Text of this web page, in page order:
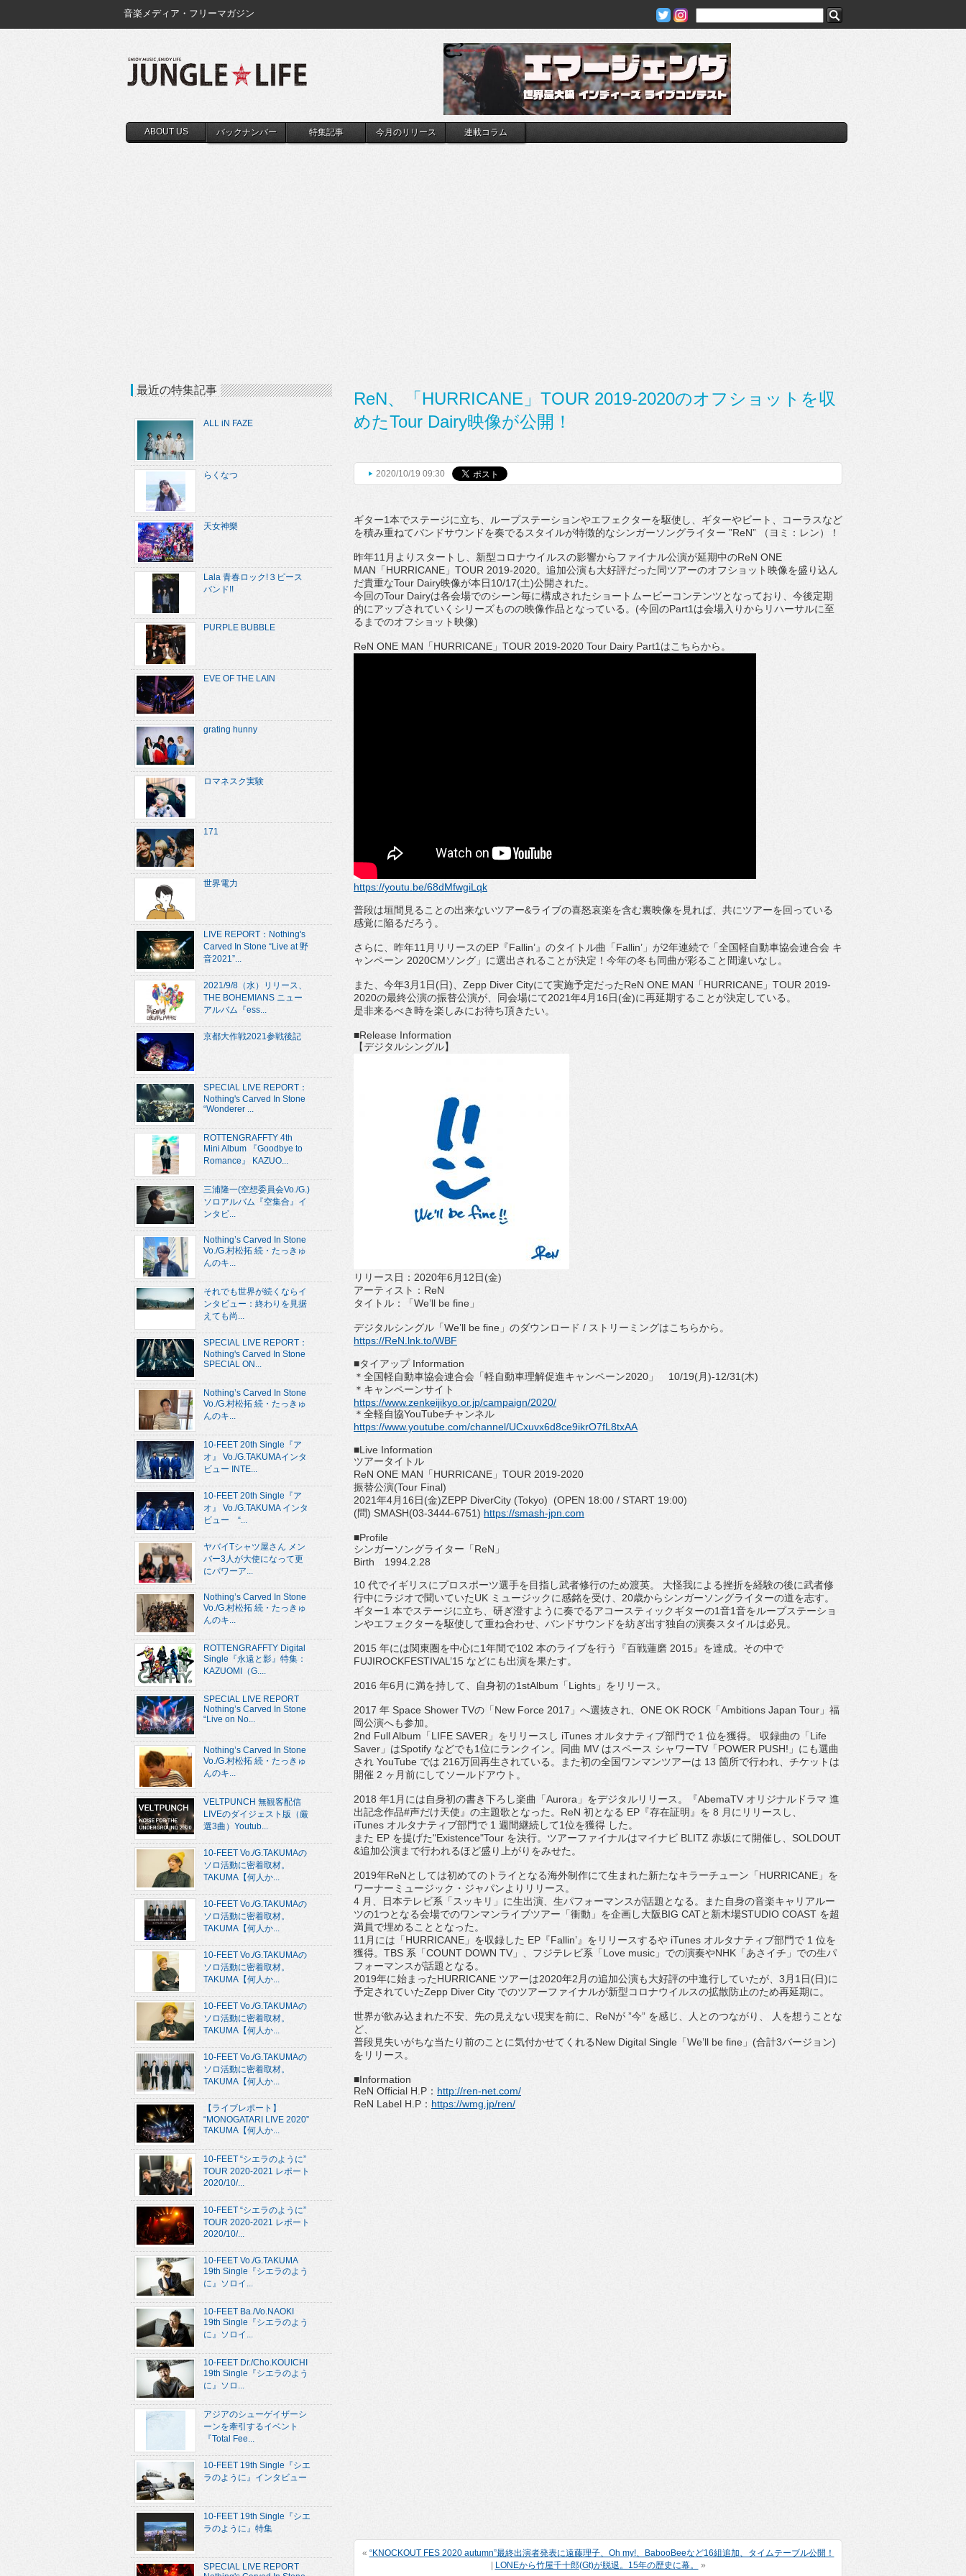
音楽メディア・フリーマガジン
ABOUT US バックナンバー 特集記事 今月のリリース 連載コラム
ReN、「HURRICANE」TOUR 2019-2020のオフショットを収
めたTour Dairy映像が公開！
2020/10/19 09:30
ギター1本でステージに立ち、 ループステーションやエフェクターを駆使し、ギターやビート、
コーラスなど
を積み重ねてバンドサウンドを奏でるスタイルが特徴的なシンガーソングライター ”ReN” （ヨミ：レン）！
昨年11 月よりスタートし、 新型コロナウイルスの影響からファイナル公演が延期中のReN ONE
MAN 「HURRICANE 」 TOUR 2019-2020。 追加公演も大好評だった同ツアーのオフショット映像を盛り込ん
だ貴重なTour Dairy映像が本日10/17(土)公開された。
今回のTour Dairyは各会場でのシーン毎に構成されたショートムービーコ ンテンツとなっており、 今後定期
的にアップされていくシリーズものの映像作品となっている。 (今回のPart1 は会場入りからリハーサルに至
るまでのオフショット映像)
ReN ONE MAN 「HURRICANE 」 TOUR 2019-2020 Tour Dairy Part1 はこちらから。
https://youtu.be/68dMfwgiLqk
普段は垣間見ることの出来ないツアー&ライブの喜怒哀楽を含む裏映像を見れば、共にツアーを回っている
感覚に陥るだろう。
さらに、昨年11 月リリースのEP 『Fallin’』 のタイトル曲「Fallin’」が2年連続で「全国軽自動車協会連合会 キ
ャンペーン 2020CMソング」に選出されることが決定！ 今年の冬も同曲が彩ること間違いなし。
また、今年3 月 1 日(日) Zepp Diver Cityにて実施予定だったReN ONE MAN 「HURRICANE 」 TOUR 2019-
2020の最終公演の振替公演が、同会場にて2021年4月 16日(金)に再延期することが決定している。
是非来るべき時を楽しみにお待ち頂きたい。
■Release Information
【デジタルシングル】
リリース日： 2020年6 月 12日(金)
アーティスト： ReN
タイトル：「We’ll be fine 」
デジタルシングル「We’ll be fine 」のダウンロード / ストリーミングはこちらから。
https://ReN.lnk.to/WBF
■タイアップInformation
＊全国軽自動車協会連合会「軽自動車理解促進キャンペーン2020 」 10/19(月)-12/31(木)
＊キャンペーンサイト
https://www.zenkeijikyo.or.jp/campaign/2020/
＊全軽自協YouTubeチャンネル
https://www.youtube.com/channel/UCxuvx6d8ce9ikrO7fL8txAA
■Live Information
ツアータイトル
ReN ONE MAN 「HURRICANE 」 TOUR 2019-2020
振替公演(Tour Final)
2021年4月 16日(金)ZEPP DiverCity (Tokyo) (OPEN 18:00 / START 19:00)
(問) SMASH(03-3444-6751) https://smash-jpn.com
■Profile
シンガーソングライター「ReN 」
Birth
1994.2.28
10 代でイギリスにプロスポーツ選手を目指し武者修行のため渡英。 大怪我による挫折を経験の後に武者修
行中にラジオで聞いていたUK ミュージックに感銘を受け、 20歳からシンガーソングライターの道を志す。
ギター1 本でステージに立ち、 研ぎ澄すように奏でるアコースティックギターの1音1音をループステーショ
ンやエフェクターを駆使して重ね合わせ、 バンドサウンドを紡ぎ出す独自の演奏スタイルは必見。
2015 年には関東圏を中心に1年間で102 本のライブを行う『百戦蓮磨 2015』を達成。その中で
FUJIROCKFESTIVAL’15 などにも出演を果たす。
2016 年6 月に満を持して、自身初の1stAlbum 「Lights 」をリリース。
2017 年 Space Shower TVの「New Force 2017 」へ選抜され、 ONE OK ROCK 「Ambitions Japan Tour 」福
岡公演へも参加。
2nd Full Album 「LIFE SAVER 」をリリースし iTunes オルタナティブ部門で 1 位を獲得。 収録曲の「Life
Saver 」はSpotify などでも1位にランクイン。同曲 MV はスペース シャワーTV 「POWER PUSH! 」にも選曲
され YouTube では 216万回再生されている。また初の全国ワンマンツアーは 13 箇所で行われ、チケットは
開催 2 ヶ月前にしてソールドアウト。
2018 年1 月には自身初の書き下ろし楽曲「Aurora 」 をデジタルリリース。『AbemaTV オリジナルドラマ 進
出記念作品#声だけ天使』の主題歌となった。 ReN 初となる EP 『存在証明』を 8 月にリリースし、
iTunes オルタナティブ部門で 1 週間継続して1位を獲得 した。
また EP を提げた"Existence"Tour を決行。 ツアーファイナルはマイナビ BLITZ 赤坂にて開催し、 SOLDOUT
&追加公演まで行われるほど盛り上がりをみせた。
2019年ReNとしては初めてのトライとなる海外制作にて生まれた新たなキラーチューン「HURRICANE 」 を
ワーナーミュージック・ジャパンよりリリース。
4 月、日本テレビ系「スッキリ」に生出演、 生パフォーマンスが話題となる。また自身の音楽キャリアルー
ツの1つとなる会場でのワンマンライブツアー「衝動」を企画し大阪BIG CATと新木場STUDIO COAST を超
満員で埋めることとなった。
11 月には「HURRICANE 」を収録した EP 『Fallin’』をリリースするや iTunes オルタナティブ部門で 1 位を
獲得。 TBS 系「COUNT DOWN TV 」、フジテレビ系「Love music 」での演奏やNHK 「あさイチ」 での生パ
フォーマンスが話題となる。
2019年に始まったHURRICANE ツアーは2020年2 月の追加公演も大好評の中進行していたが、 3月 1 日(日)に
予定されていたZepp Diver City でのツアーファイナルが新型コロナウイルスの拡散防止のため再延期に。
世界が飲み込まれた不安、先の見えない現実を前に、 ReNが ”今” を感じ、人とのつながり、 人を想うことな
ど、
普段見失いがちな当たり前のことに気付かせてくれるNew Digital Single 「We’ll be fine 」 (合計3バージョン)
をリリース。
■Information
ReN Official H.P ： http://ren-net.com/
ReN Label H.P ： https://wmg.jp/ren/
« “KNOCKOUT FES 2020 autumn”最終出演者発表に遠藤理子、Oh my!、BabooBeeなど16組追加、タイムテーブル公開！
LONEから竹屋千十郎(Gt)が脱退。15年の歴史に幕。 »
最近の特集記事
ALL iN FAZE
らくなつ
天女神樂
Lala 青春ロック!３ピース
バンド!!
PURPLE BUBBLE
EVE OF THE LAIN
grating hunny
ロマネスク実験
171
世界電力
LIVE REPORT：Nothing's
Carved In Stone “Live at 野
音2021”...
2021/9/8（水）リリース、
THE BOHEMIANS ニュー
アルバム『ess...
京都大作戦2021参戦後記
SPECIAL LIVE REPORT：
Nothing's Carved In Stone
“Wonderer ...
ROTTENGRAFFTY 4th
Mini Album 『Goodbye to
Romance』 KAZUO...
三浦隆一(空想委員会Vo./G.)
ソロアルバム『空集合』イ
ンタビ...
Nothing’s Carved In Stone
Vo./G.村松拓 続・たっきゅ
んのキ...
それでも世界が続くならイ
ンタビュー：終わりを見据
えても尚...
SPECIAL LIVE REPORT：
Nothing's Carved In Stone
SPECIAL ON...
Nothing’s Carved In Stone
Vo./G.村松拓 続・たっきゅ
んのキ...
10-FEET 20th Single『ア
オ』 Vo./G.TAKUMAインタ
ビュー INTE...
10-FEET 20th Single『ア
オ』 Vo./G.TAKUMA インタ
ビュー “...
ヤバイTシャツ屋さん メン
バー3人が大使になって更
にパワーア...
Nothing’s Carved In Stone
Vo./G.村松拓 続・たっきゅ
んのキ...
ROTTENGRAFFTY Digital
Single『永遠と影』特集：
KAZUOMI（G....
SPECIAL LIVE REPORT
Nothing’s Carved In Stone
“Live on No...
Nothing’s Carved In Stone
Vo./G.村松拓 続・たっきゅ
んのキ...
VELTPUNCH 無観客配信
LIVEのダイジェスト版（厳
選3曲）Youtub...
10-FEET Vo./G.TAKUMAの
ソロ活動に密着取材。
TAKUMA【何人か...
10-FEET Vo./G.TAKUMAの
ソロ活動に密着取材。
TAKUMA【何人か...
10-FEET Vo./G.TAKUMAの
ソロ活動に密着取材。
TAKUMA【何人か...
10-FEET Vo./G.TAKUMAの
ソロ活動に密着取材。
TAKUMA【何人か...
10-FEET Vo./G.TAKUMAの
ソロ活動に密着取材。
TAKUMA【何人か...
【ライブレポート】
“MONOGATARI LIVE 2020”
TAKUMA【何人か...
10-FEET “シエラのように”
TOUR 2020-2021 レポート
2020/10/...
10-FEET “シエラのように”
TOUR 2020-2021 レポート
2020/10/...
10-FEET Vo./G.TAKUMA
19th Single『シエラのよう
に』ソロイ...
10-FEET Ba./Vo.NAOKI
19th Single『シエラのよう
に』ソロイ...
10-FEET Dr./Cho.KOUICHI
19th Single『シエラのよう
に』ソロ...
アジアのシューゲイザーシ
ーンを牽引するイベント
『Total Fee...
10-FEET 19th Single『シエ
ラのように』インタビュー
10-FEET 19th Single『シエ
ラのように』特集
SPECIAL LIVE REPORT